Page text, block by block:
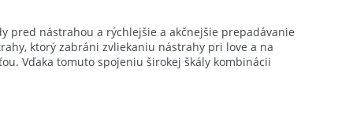
pred nástrahou a rýchlejšie a akčnejšie prepadávanie
ktorý zabráni zvliekaniu nástrahy pri love a na
Vďaka tomuto spojeniu širokej škály kombinácii